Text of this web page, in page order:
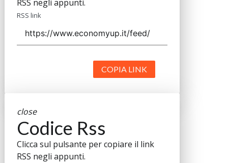
RSS negli appunti.
RSS link
COPIA LINK
close
Codice Rss
Clicca sul pulsante per copiare il link
RSS negli appunti.